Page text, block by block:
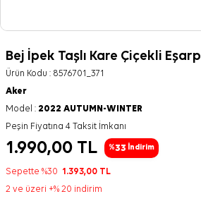
Bej İpek Taşlı Kare Çiçekli Eşarp
Ürün Kodu : 8576701_371
Aker
Model : 2022 AUTUMN-WINTER
Peşin Fiyatına 4 Taksit İmkanı
1.990,00 TL %33 İndirim
Sepette %30 1.393,00 TL
2 ve üzeri +% 20 indirim